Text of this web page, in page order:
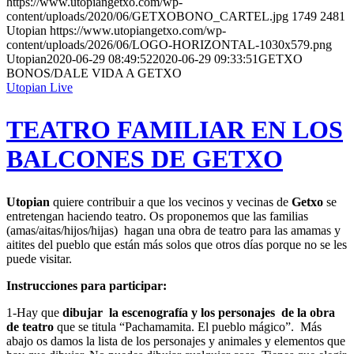
content/uploads/2020/06/GETXOBONO_CARTEL.jpg 1749 2481
Utopian https://www.utopiangetxo.com/wp-
content/uploads/2026/06/LOGO-HORIZONTAL-1030x579.png
Utopian2020-06-29 08:49:522020-06-29 09:33:51GETXO
BONOS/DALE VIDA A GETXO
Utopian Live
TEATRO FAMILIAR EN LOS
BALCONES DE GETXO
Utopian quiere contribuir a que los vecinos y vecinas de Getxo se
entretengan haciendo teatro. Os proponemos que las familias
(amas/aitas/hijos/hijas) hagan una obra de teatro para las amamas y
aitites del pueblo que están más solos que otros días porque no se les
puede visitar.
Instrucciones para participar:
1-Hay que dibujar la escenografía y los personajes de la obra
de teatro que se titula “Pachamamita. El pueblo mágico”. Más
abajo os damos la lista de los personajes y animales y elementos que